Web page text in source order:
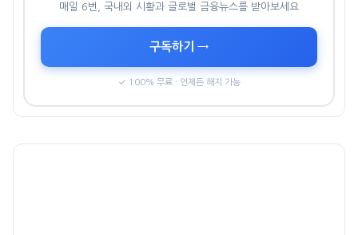
매일 6번, 국내외 시황과 글로벌 금융뉴스를 받아보세요
구독하기 →
✓ 100% 무료 · 언제든 해지 가능